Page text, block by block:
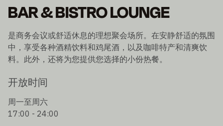
BAR & BISTRO LOUNGE
是商务会议或舒适休息的理想聚会场所。在安静舒适的氛围
中，享受各种酒精饮料和鸡尾酒，以及咖啡特产和清爽饮
料。此外，还将为您提供您选择的小份热餐。
开放时间
周一至周六
17:00 - 24:00